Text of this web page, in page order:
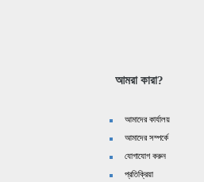
আমরা কারা?
আমাদের কার্যালয়
আমাদের সম্পর্কে
যোগাযোগ করুন
প্রতিক্রিয়া